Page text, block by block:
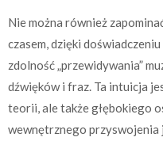
Nie można również
czasem, dzięki
zdolność „przewidywania”
dźwięków i fraz. Ta intuicja
teorii, ale także głębokiego
wewnętrznego przyswojenia